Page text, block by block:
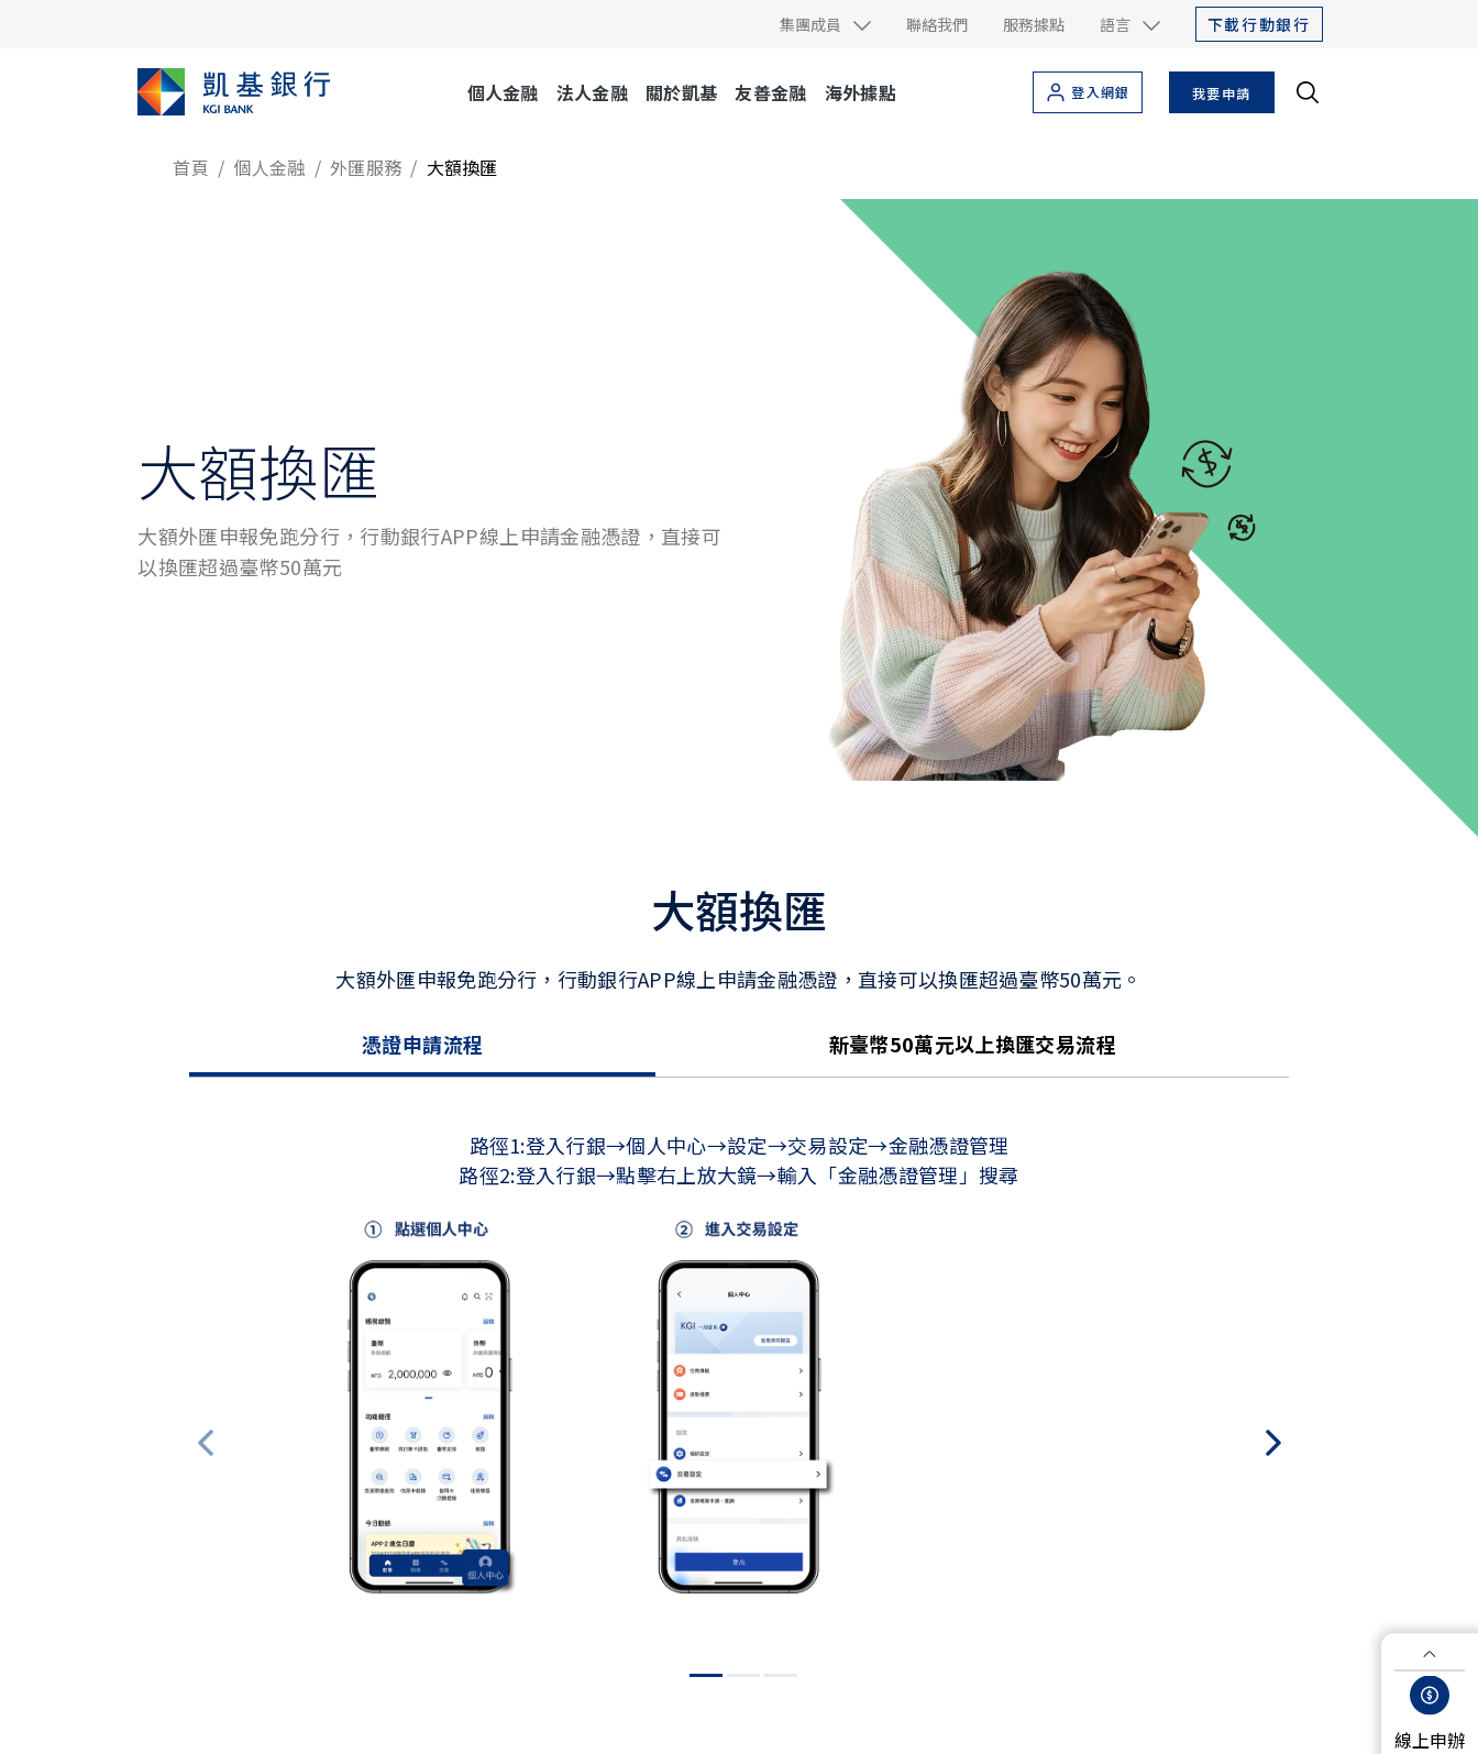
集團成員 聯絡我們 服務據點 語言 下載行動銀行
個人金融 法人金融 關於凱基 友善金融 海外據點 登入網銀 我要申請
首頁 個人金融 外匯服務 大額換匯
線上申辦
大額換匯
大額外匯申報免跑分行，行動銀行APP線上申請金融憑證，直接可
以換匯超過臺幣50萬元
大額換匯
大額外匯申報免跑分行，行動銀行APP線上申請金融憑證，直接可以換匯超過臺幣50萬元。
憑證申請流程 新臺幣50萬元以上換匯交易流程
路徑1:登入行銀→個人中心→設定→交易設定→金融憑證管理
路徑2:登入行銀→點擊右上放大鏡→輸入「金融憑證管理」搜尋